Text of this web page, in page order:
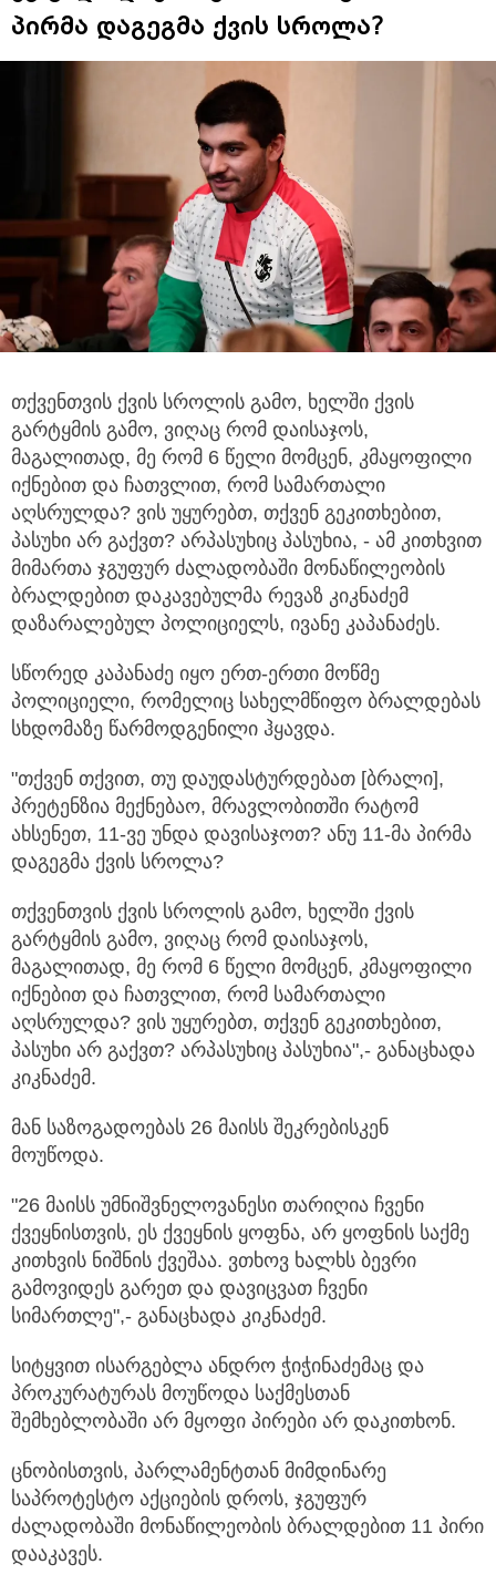
პირმა დაგეგმა ქვის სროლა?
თქვენთვის ქვის სროლის გამო, ხელში ქვის
გარტყმის გამო, ვიღაც რომ დაისაჯოს,
მაგალითად, მე რომ 6 წელი მომცენ, კმაყოფილი
იქნებით და ჩათვლით, რომ სამართალი
აღსრულდა? ვის უყურებთ, თქვენ გეკითხებით,
პასუხი არ გაქვთ? არპასუხიც პასუხია, - ამ კითხვით
მიმართა ჯგუფურ ძალადობაში მონაწილეობის
ბრალდებით დაკავებულმა რევაზ კიკნაძემ
დაზარალებულ პოლიციელს, ივანე კაპანაძეს.
სწორედ კაპანაძე იყო ერთ-ერთი მოწმე
პოლიციელი, რომელიც სახელმწიფო ბრალდებას
სხდომაზე წარმოდგენილი ჰყავდა.
"თქვენ თქვით, თუ დაუდასტურდებათ [ბრალი],
პრეტენზია მექნებაო, მრავლობითში რატომ
ახსენეთ, 11-ვე უნდა დავისაჯოთ? ანუ 11-მა პირმა
დაგეგმა ქვის სროლა?
თქვენთვის ქვის სროლის გამო, ხელში ქვის
გარტყმის გამო, ვიღაც რომ დაისაჯოს,
მაგალითად, მე რომ 6 წელი მომცენ, კმაყოფილი
იქნებით და ჩათვლით, რომ სამართალი
აღსრულდა? ვის უყურებთ, თქვენ გეკითხებით,
პასუხი არ გაქვთ? არპასუხიც პასუხია",- განაცხადა
კიკნაძემ.
მან საზოგადოებას 26 მაისს შეკრებისკენ
მოუწოდა.
"26 მაისს უმნიშვნელოვანესი თარიღია ჩვენი
ქვეყნისთვის, ეს ქვეყნის ყოფნა, არ ყოფნის საქმე
კითხვის ნიშნის ქვეშაა. ვთხოვ ხალხს ბევრი
გამოვიდეს გარეთ და დავიცვათ ჩვენი
სიმართლე",- განაცხადა კიკნაძემ.
სიტყვით ისარგებლა ანდრო ჭიჭინაძემაც და
პროკურატურას მოუწოდა საქმესთან
შემხებლობაში არ მყოფი პირები არ დაკითხონ.
ცნობისთვის, პარლამენტთან მიმდინარე
საპროტესტო აქციების დროს, ჯგუფურ
ძალადობაში მონაწილეობის ბრალდებით 11 პირი
დააკავეს.